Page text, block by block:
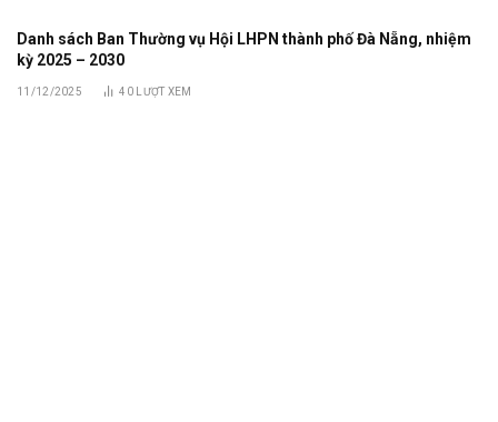
Danh sách Ban Thường vụ Hội LHPN thành phố Đà Nẵng, nhiệm
kỳ 2025 – 2030
11/12/2025 40 LƯỢT XEM